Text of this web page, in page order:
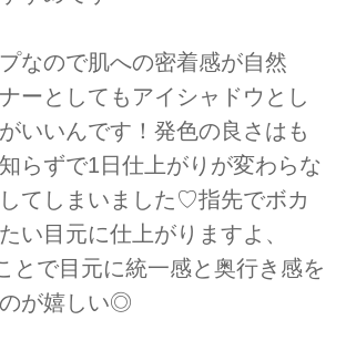
なので肌への密着感が自然
ーとしてもアイシャドウとし
いいんです！発色の良さはも
らずで1日仕上がりが変わらな
てしまいました♡指先でボカ
い目元に仕上がりますよ、
とで目元に統一感と奥行き感を
が嬉しい◎